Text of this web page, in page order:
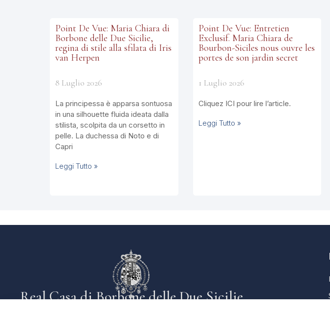
Point De Vue: Maria Chiara di
Borbone delle Due Sicilie,
regina di stile alla sfilata di Iris
van Herpen
8 Luglio 2026
La principessa è apparsa sontuosa
in una silhouette fluida ideata dalla
stilista, scolpita da un corsetto in
pelle. La duchessa di Noto e di
Capri
Leggi Tutto »
Point De Vue: Entretien
Exclusif. Maria Chiara de
Bourbon-Siciles nous ouvre les
portes de son jardin secret
1 Luglio 2026
Cliquez ICI pour lire l’article.
Leggi Tutto »
Real Casa di Borbone delle Due Sicilie